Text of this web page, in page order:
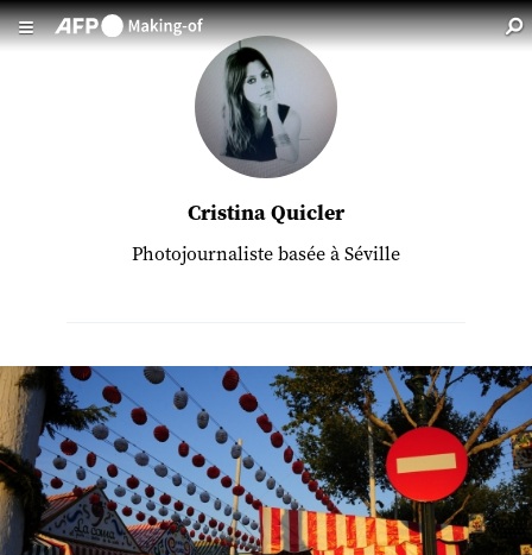
Cristina Quicler
Photojournaliste basée à Séville